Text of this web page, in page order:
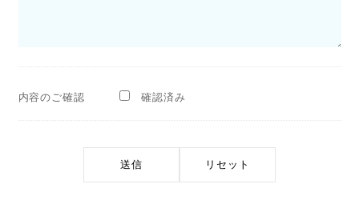
内容のご確認 確認済み